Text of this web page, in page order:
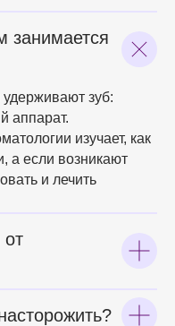
занимается
зуб:
аппарат.
изучает, как
а если возникают
и лечить
от